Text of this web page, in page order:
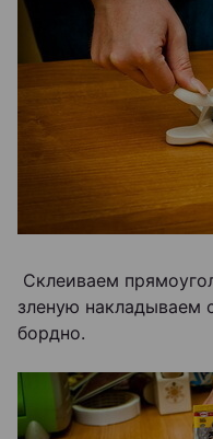
Склеиваем
зленую накладываем
бордно.